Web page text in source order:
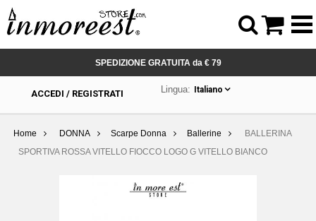
SPEDIZIONE GRATUITA da € 79
ACCEDI / REGISTRATI Lingua: Italiano
Home DONNA Scarpe Donna Ballerine
BALLERINA
SPORTIVA ROSSA VITELLO FIOCCO LOGO G VITELLO BIANCO
 